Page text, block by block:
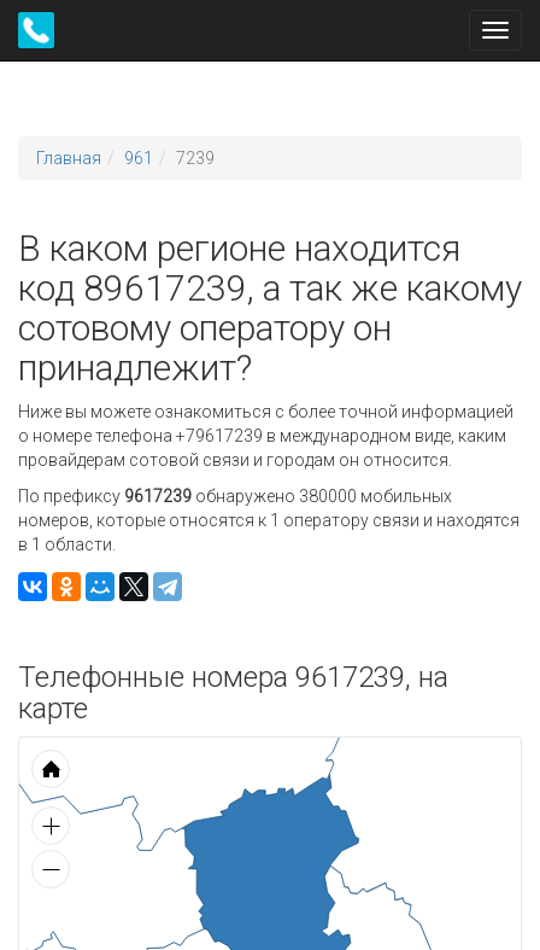
Главная 961 7239
В каком регионе находится
код 89617239, а так же какому
сотовому оператору он
принадлежит?
Ниже вы можете ознакомиться с более точной информацией
о номере телефона +79617239 в международном виде, каким
провайдерам сотовой связи и городам он относится.
По префиксу 9617239 обнаружено 380000 мобильных
номеров, которые относятся к 1 оператору связи и находятся
в 1 области.
Телефонные номера 9617239, на
карте